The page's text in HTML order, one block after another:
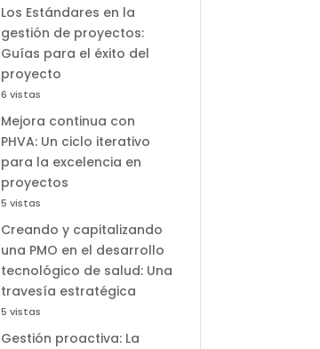
Los Estándares en la
gestión de proyectos:
Guías para el éxito del
proyecto
6 vistas
Mejora continua con
PHVA: Un ciclo iterativo
para la excelencia en
proyectos
5 vistas
Creando y capitalizando
una PMO en el desarrollo
tecnológico de salud: Una
travesía estratégica
5 vistas
Gestión proactiva: La